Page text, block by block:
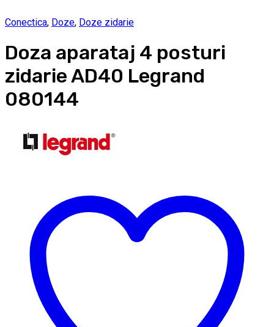
Conectica, Doze, Doze zidarie
Doza aparataj 4 posturi
zidarie AD40 Legrand
080144